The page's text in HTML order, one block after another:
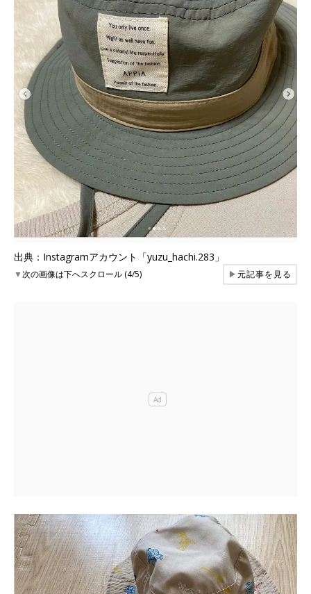
出典：Instagramアカウント「yuzu_hachi.283」
▼次の画像は下へスクロール (4/5) ▶元記事を見る